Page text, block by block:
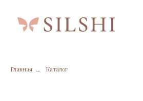
Главная → Каталог